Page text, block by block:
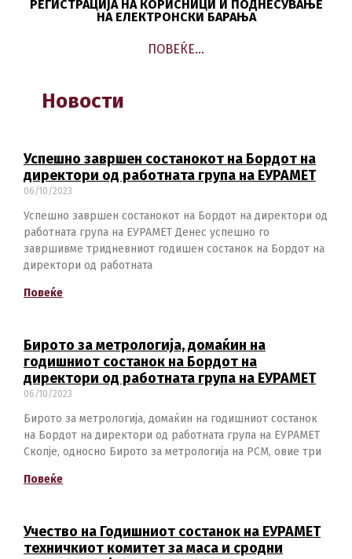
РЕГИСТРАЦИЈА НА КОРИСНИЦИ И ПОДНЕСУВАЊЕ
НА ЕЛЕКТРОНСКИ БАРАЊА
ПОВЕЌЕ…
Новости
Успешно завршен состанокот на Бордот на
директори од работната група на ЕУРАМЕТ
06/10/2023
Успешно завршен состанокот на Бордот на директори од
работната група на ЕУРАМЕТ Денес успешно го
завршивме тридневниот годишен состанок на Бордот на
директори од работната
Повеќе
Бирото за метрологија, домаќин на
годишниот состанок на Бордот на
директори од работната група на ЕУРАМЕТ
06/10/2023
Бирото за метрологија, домаќин на годишниот состанок
на Бордот на директори од работната група на ЕУРАМЕТ
Скопје, односно Бирото за метрологија на РСМ, овие три
Повеќе
Учество на Годишниот состанок на ЕУРАМЕТ
техничкиот комитет за маса и сродни